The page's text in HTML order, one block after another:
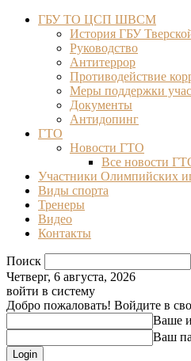
ГБУ ТО ЦСП ШВСМ
История ГБУ
Руководство
Антитеррор
Противодействие
Меры поддержки
Документы
Антидопинг
ГТО
Новости ГТО
Все новости
Участники Олимпийских
Виды спорта
Тренеры
Видео
Контакты
Поиск
Четверг, 6 августа, 2026
войти в систему
Добро пожаловать! Войдите в
Ваше
Ваш